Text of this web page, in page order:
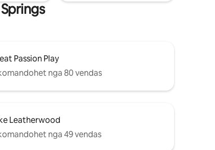
Passion Play
nga 80 vendas
Leatherwood
nga 49 vendas